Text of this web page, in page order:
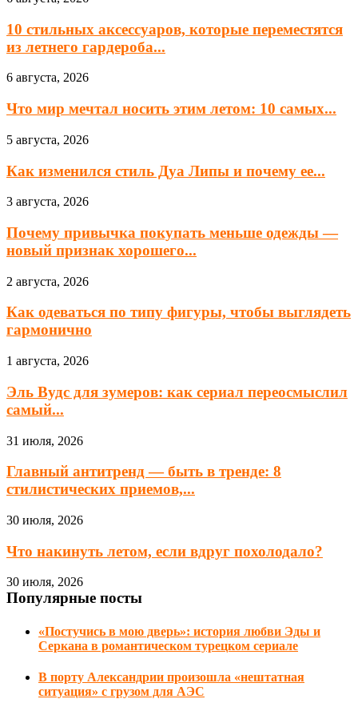
10 стильных аксессуаров, которые переместятся
из летнего гардероба...
6 августа, 2026
Что мир мечтал носить этим летом: 10 самых...
5 августа, 2026
Как изменился стиль Дуа Липы и почему ее...
3 августа, 2026
Почему привычка покупать меньше одежды —
новый признак хорошего...
2 августа, 2026
Как одеваться по типу фигуры, чтобы выглядеть
гармонично
1 августа, 2026
Эль Вудс для зумеров: как сериал переосмыслил
самый...
31 июля, 2026
Главный антитренд — быть в тренде: 8
стилистических приемов,...
30 июля, 2026
Что накинуть летом, если вдруг похолодало?
30 июля, 2026
Популярные посты
«Постучись в мою дверь»: история любви Эды и
Серкана в романтическом турецком сериале
В порту Александрии произошла «нештатная
ситуация» с грузом для АЭС